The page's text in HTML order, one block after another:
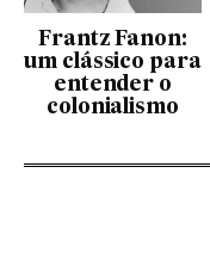
Frantz Fanon:
um clássico para
entender o
colonialismo